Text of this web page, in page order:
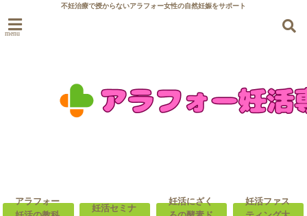
不妊治療で授からないアラフォー女性の自然妊娠をサポート
menu
アラフォー
妊活セミナ
妊活にざく
妊活ファス